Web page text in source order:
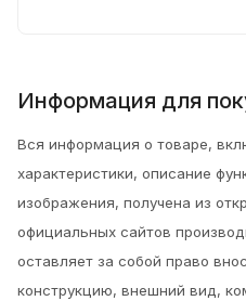
Информация для
Вся информация о товаре,
характеристики, описание
изображения, получена из
официальных сайтов
оставляет за собой право
конструкцию, внешний вид,